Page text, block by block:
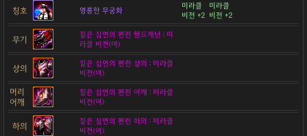
칭호 영롱한 무궁화
미라클
비전 +2
미라클
비전 +2
무기
짙은 심연의 편린 핸드캐넌 : 미
라클 비전(여)
상의
짙은 심연의 편린 상의 : 미라클
비전(여)
머리
어깨
짙은 심연의 편린 어깨 : 미라클
비전(여)
하의
짙은 심연의 편린 하의 : 미라클
비전(여)